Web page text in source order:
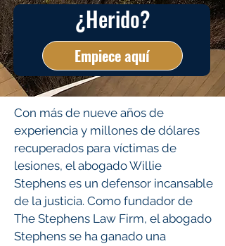
¿Herido?
Empiece aquí
Con más de nueve años de
experiencia y millones de dólares
recuperados para víctimas de
lesiones, el abogado Willie
Stephens es un defensor incansable
de la justicia. Como fundador de
The Stephens Law Firm, el abogado
Stephens se ha ganado una